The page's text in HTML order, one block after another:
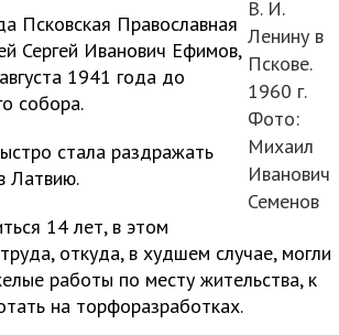
В. И.
Ленину в
Пскове.
1960 г.
Фото:
Михаил
Иванович
Семенов
Псковская Православная
Сергей Иванович Ефимов,
1941 года до
собора.
стала раздражать
Латвию.
14 лет, в этом
откуда, в худшем случае, могли
работы по месту жительства, к
на торфоразработках.